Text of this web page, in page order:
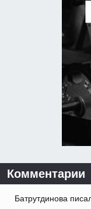
Комментарии
Батрутдинова